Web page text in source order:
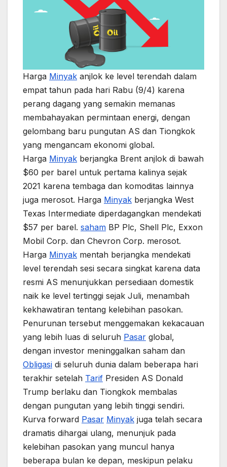
Harga Minyak anjlok ke level terendah dalam
empat tahun pada hari Rabu (9/4) karena
perang dagang yang semakin memanas
membahayakan permintaan energi, dengan
gelombang baru pungutan AS dan Tiongkok
yang mengancam ekonomi global.
Harga Minyak berjangka Brent anjlok di bawah
$60 per barel untuk pertama kalinya sejak
2021 karena tembaga dan komoditas lainnya
juga merosot. Harga Minyak berjangka West
Texas Intermediate diperdagangkan mendekati
$57 per barel. saham BP Plc, Shell Plc, Exxon
Mobil Corp. dan Chevron Corp. merosot.
Harga Minyak mentah berjangka mendekati
level terendah sesi secara singkat karena data
resmi AS menunjukkan persediaan domestik
naik ke level tertinggi sejak Juli, menambah
kekhawatiran tentang kelebihan pasokan.
Penurunan tersebut menggemakan kekacauan
yang lebih luas di seluruh Pasar global,
dengan investor meninggalkan saham dan
Obligasi di seluruh dunia dalam beberapa hari
terakhir setelah Tarif Presiden AS Donald
Trump berlaku dan Tiongkok membalas
dengan pungutan yang lebih tinggi sendiri.
Kurva forward Pasar Minyak juga telah secara
dramatis dihargai ulang, menunjuk pada
kelebihan pasokan yang muncul hanya
beberapa bulan ke depan, meskipun pelaku